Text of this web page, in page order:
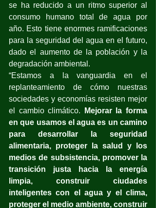
se ha reducido a un ritmo superior al
consumo humano total de agua por
año. Esto tiene enormes ramificaciones
para la seguridad del agua en el futuro,
dado el aumento de la población y la
degradación ambiental.
“Estamos a la vanguardia en el
replanteamiento de cómo nuestras
sociedades y economías resisten mejor
el cambio climático.
Mejorar la forma
en que usamos el agua es un camino
para desarrollar la seguridad
alimentaria, proteger la salud y los
medios de subsistencia, promover la
transición justa hacia la energía
limpia, construir ciudades
inteligentes con el agua y el clima,
proteger el medio ambiente, construir